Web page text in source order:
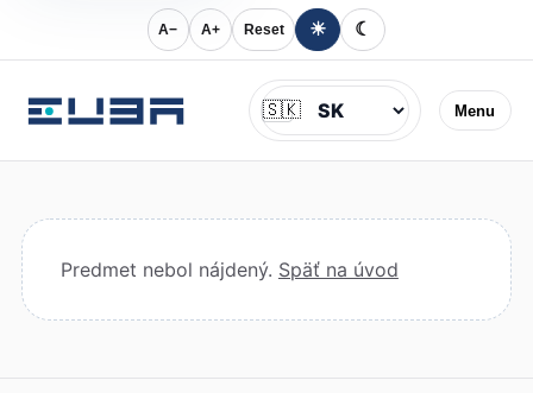
A− A+ Reset ☀ ☾
Menu
Jazyk
🇸🇰
Predmet nebol nájdený. Späť na úvod